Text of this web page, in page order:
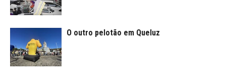
O outro pelotão em Queluz